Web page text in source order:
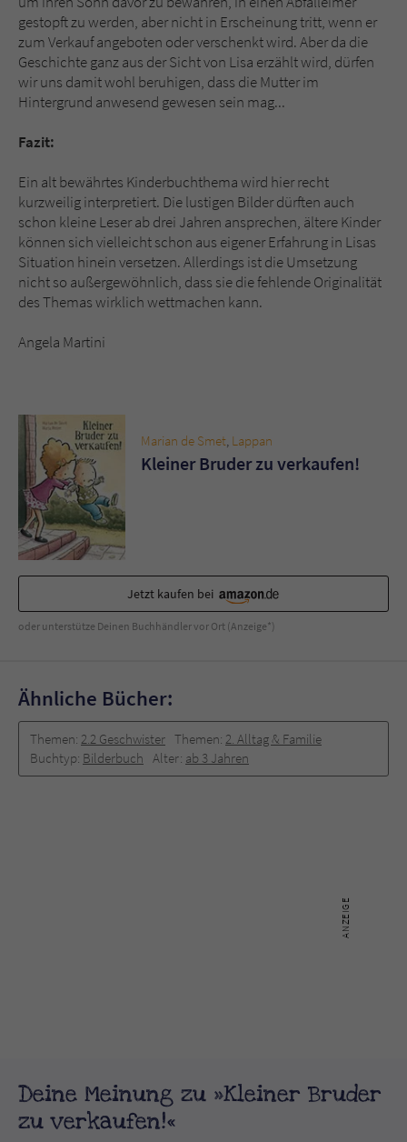
gestopft zu werden, aber nicht in Erscheinung tritt, wenn er
zum Verkauf angeboten oder verschenkt wird. Aber da die
Geschichte ganz aus der Sicht von Lisa erzählt wird, dürfen
wir uns damit wohl beruhigen, dass die Mutter im
Hintergrund anwesend gewesen sein mag...
Fazit:
Ein alt bewährtes Kinderbuchthema wird hier recht
kurzweilig interpretiert. Die lustigen Bilder dürften auch
schon kleine Leser ab drei Jahren ansprechen, ältere Kinder
können sich vielleicht schon aus eigener Erfahrung in Lisas
Situation hinein versetzen. Allerdings ist die Umsetzung
nicht so außergewöhnlich, dass sie die fehlende Originalität
des Themas wirklich wettmachen kann.
Angela Martini
Marian de Smet, Lappan
Kleiner Bruder zu verkaufen!
Jetzt kaufen bei
oder unterstütze Deinen Buchhändler vor Ort (Anzeige*)
Ähnliche Bücher:
Themen: 2.2 Geschwister Themen: 2. Alltag & Familie
Buchtyp: Bilderbuch Alter: ab 3 Jahren
Deine Meinung zu »Kleiner Bruder
zu verkaufen!«